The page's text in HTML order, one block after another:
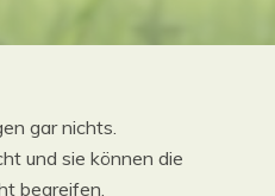
gar nichts.
und sie können die
begreifen.